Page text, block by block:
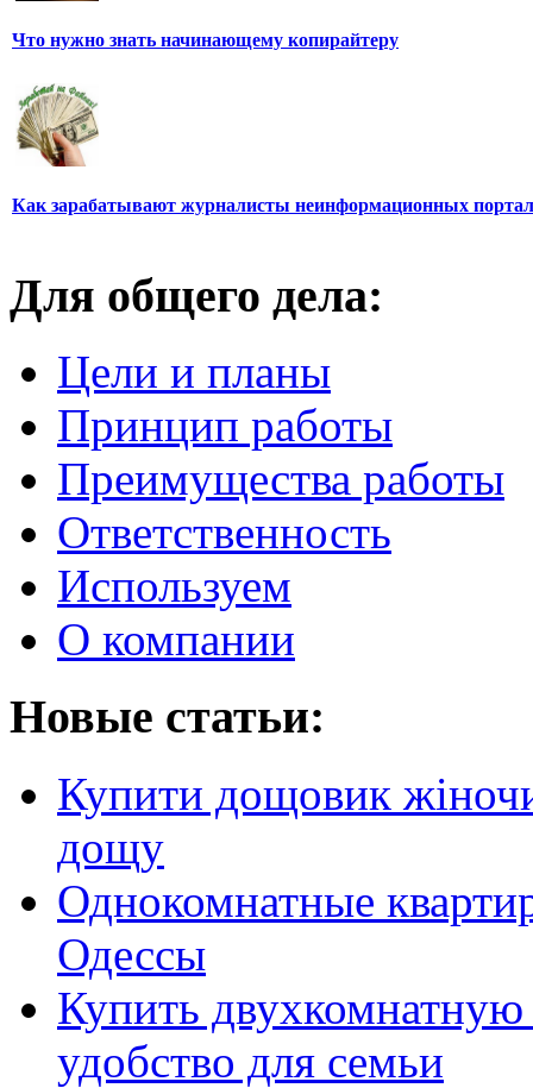
Что нужно знать начинающему копирайтеру
Как зарабатывают журналисты неинформационных
Для общего дела:
Цели и планы
Принцип работы
Преимущества работы
Ответственность
Используем
О компании
Новые статьи:
Купити дощовик
дощу
Однокомнатные
Одессы
Купить
удобство для семьи